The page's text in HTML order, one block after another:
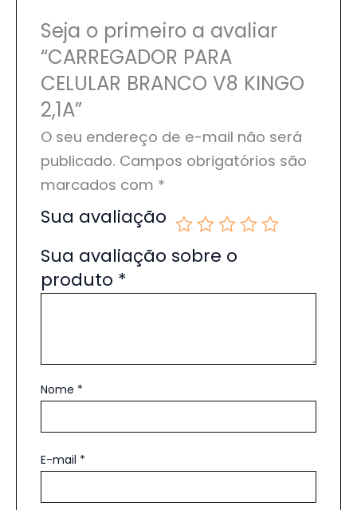
Seja o primeiro a avaliar
“CARREGADOR PARA
CELULAR BRANCO V8 KINGO
2,1A”
O seu endereço de e-mail não será
publicado. Campos obrigatórios são
marcados com *
Sua avaliação
Sua avaliação sobre o
produto *
Nome *
E-mail *